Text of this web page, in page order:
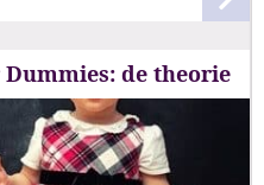
de theorie